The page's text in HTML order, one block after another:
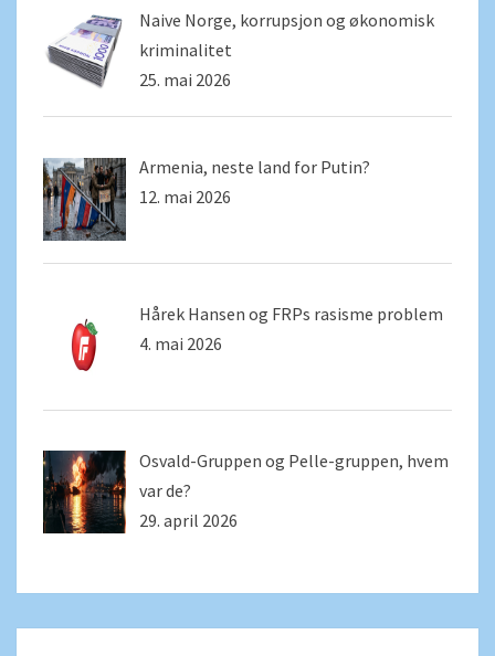
Naive Norge, korrupsjon og økonomisk
kriminalitet
25. mai 2026
Armenia, neste land for Putin?
12. mai 2026
Hårek Hansen og FRPs rasisme problem
4. mai 2026
Osvald-Gruppen og Pelle-gruppen, hvem
var de?
29. april 2026